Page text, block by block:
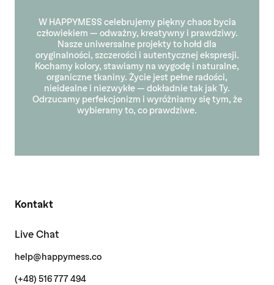
W HAPPYMESS celebrujemy piękny chaos bycia
człowiekiem — odważny, kreatywny i prawdziwy.
Nasze uniwersalne projekty to hołd dla
oryginalności, szczerości i autentycznej ekspresji.
Kochamy kolory, stawiamy na wygodę i naturalne,
organiczne tkaniny. Życie jest pełne radości,
nieidealne i niezwykłe — dokładnie tak jak Ty.
Odrzucamy perfekcjonizm i wyróżniamy się tym, że
wybieramy to, co prawdziwe.
Kontakt
Live Chat
help@happymess.co
(+48) 516 777 494